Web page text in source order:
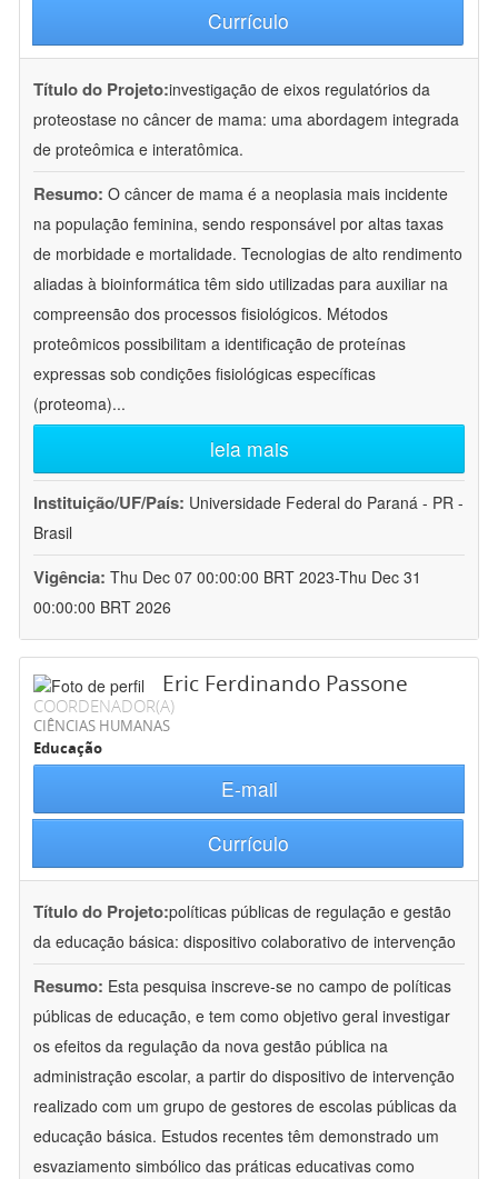
Currículo
Título do Projeto:investigação de eixos regulatórios da
proteostase no câncer de mama: uma abordagem integrada
de proteômica e interatômica.
Resumo: O câncer de mama é a neoplasia mais incidente
na população feminina, sendo responsável por altas taxas
de morbidade e mortalidade. Tecnologias de alto rendimento
aliadas à bioinformática têm sido utilizadas para auxiliar na
compreensão dos processos fisiológicos. Métodos
proteômicos possibilitam a identificação de proteínas
expressas sob condições fisiológicas específicas
(proteoma)...
leia mais
Instituição/UF/País: Universidade Federal do Paraná - PR -
Brasil
Vigência: Thu Dec 07 00:00:00 BRT 2023-Thu Dec 31
00:00:00 BRT 2026
Eric Ferdinando Passone
COORDENADOR(A)
CIÊNCIAS HUMANAS
Educação
E-mail
Currículo
Título do Projeto:políticas públicas de regulação e gestão
da educação básica: dispositivo colaborativo de intervenção
Resumo: Esta pesquisa inscreve-se no campo de políticas
públicas de educação, e tem como objetivo geral investigar
os efeitos da regulação da nova gestão pública na
administração escolar, a partir do dispositivo de intervenção
realizado com um grupo de gestores de escolas públicas da
educação básica. Estudos recentes têm demonstrado um
esvaziamento simbólico das práticas educativas como